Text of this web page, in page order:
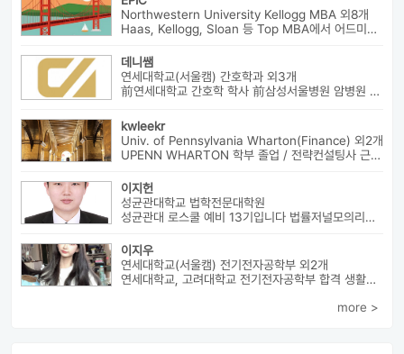
Northwestern University Kellogg MBA 외8개
Haas, Kellogg, Sloan 등 Top MBA에서 어드미션을 받았으며 21년 가을...
데니쌤
연세대학교(서울캠) 간호학과 외3개
前연세대학교 간호학 학사 前삼성서울병원 암병원 수술실 RN 前대치동...
kwleekr
Univ. of Pennsylvania Wharton(Finance) 외2개
UPENN WHARTON 학부 졸업 / 전략컨설팅사 근무 / HBS MBA 재학 중 ...
이지헌
성균관대학교 법학전문대학원
성균관대 로스쿨 예비 13기입니다 법률저널모의리트 전체3등으로 장학금 ...
이지우
연세대학교(서울캠) 전기전자공학부 외2개
연세대학교, 고려대학교 전기전자공학부 합격 생활기록부, 내신, 활동 등...
more >